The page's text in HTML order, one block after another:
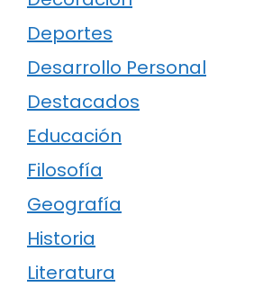
Deportes
Desarrollo Personal
Destacados
Educación
Filosofía
Geografía
Historia
Literatura